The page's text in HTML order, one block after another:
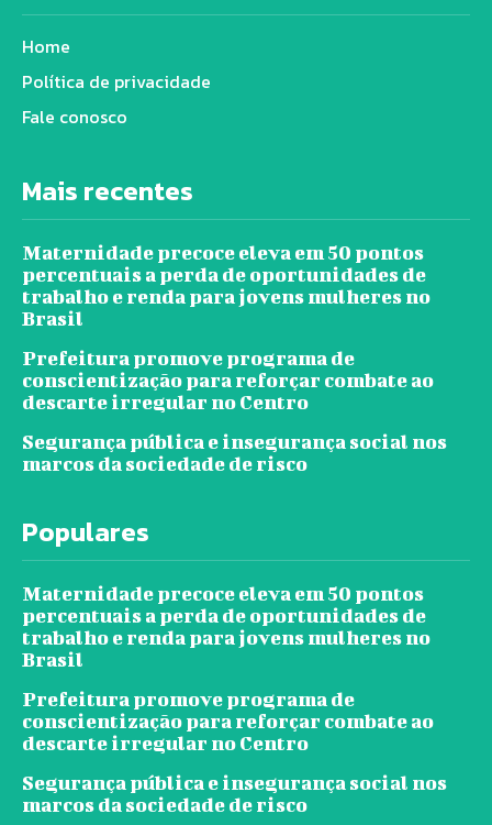
Home
Política de privacidade
Fale conosco
Mais recentes
Maternidade precoce eleva em 50 pontos
percentuais a perda de oportunidades de
trabalho e renda para jovens mulheres no
Brasil
Prefeitura promove programa de
conscientização para reforçar combate ao
descarte irregular no Centro
Segurança pública e insegurança social nos
marcos da sociedade de risco
Populares
Maternidade precoce eleva em 50 pontos
percentuais a perda de oportunidades de
trabalho e renda para jovens mulheres no
Brasil
Prefeitura promove programa de
conscientização para reforçar combate ao
descarte irregular no Centro
Segurança pública e insegurança social nos
marcos da sociedade de risco